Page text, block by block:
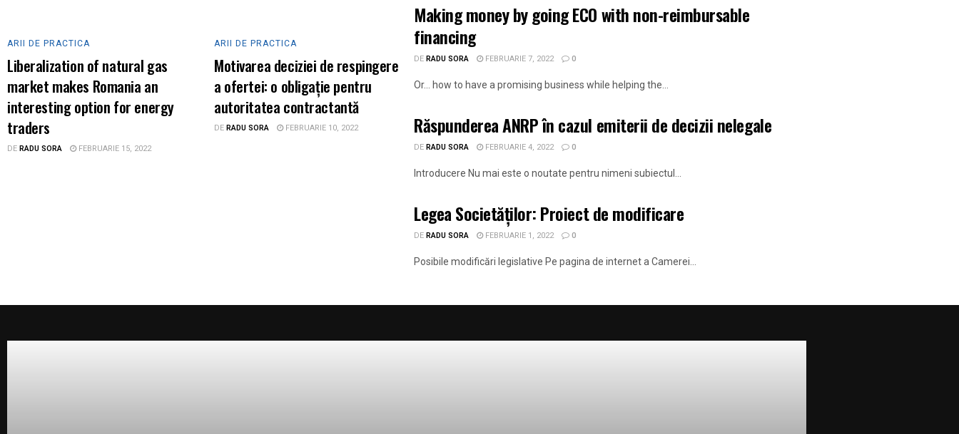
ARII DE PRACTICA
Liberalization of natural gas
market makes Romania an
interesting option for energy
traders
DERADU SORA FEBRUARIE 15, 2022
ARII DE PRACTICA
Motivarea deciziei de respingere
a ofertei: o obligație pentru
autoritatea contractantă
DERADU SORA FEBRUARIE 10, 2022
Making money by going ECO with non-reimbursable
financing
DERADU SORA FEBRUARIE 7, 2022 0
Or… how to have a promising business while helping the...
Răspunderea ANRP în cazul emiterii de decizii nelegale
DERADU SORA FEBRUARIE 4, 2022 0
Introducere Nu mai este o noutate pentru nimeni subiectul...
Legea Societăților: Proiect de modificare
DERADU SORA FEBRUARIE 1, 2022 0
Posibile modificări legislative Pe pagina de internet a Camerei...